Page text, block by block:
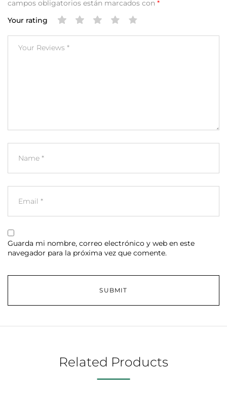
campos obligatorios están marcados con *
Your rating
Guarda mi nombre, correo electrónico y web en este
navegador para la próxima vez que comente.
Related Products